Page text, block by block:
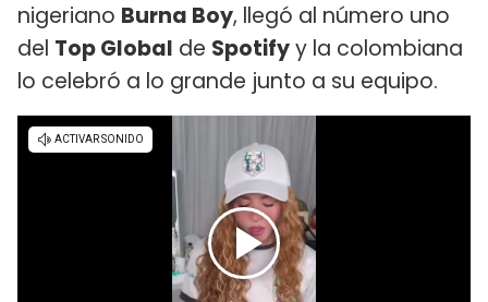
nigeriano Burna Boy, llegó al número uno
del Top Global de Spotifyy la colombiana
lo celebró a lo grande junto a su equipo.